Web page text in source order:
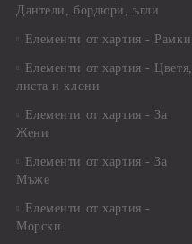
Дантели, бордюри, ъгли
Елементи от хартия - Рамки
Елементи от хартия - Цветя,
листа и клони
Елементи от хартия - За
Жени
Елементи от хартия - За
Мъже
Елементи от хартия -
Морски